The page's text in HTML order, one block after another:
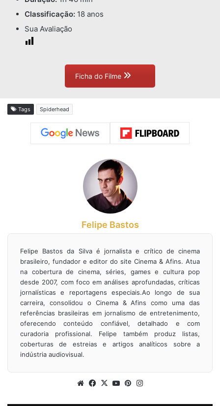
Classificação: 18 anos
Sua Avaliação
Ficha do Filme
Tags Spiderhead
Felipe Bastos
Felipe Bastos da Silva é jornalista e crítico de cinema
brasileiro, fundador e editor do site Cinema & Afins. Atua
na cobertura de cinema, séries, games e cultura pop
desde 2007, com foco em análises aprofundadas, críticas
jornalísticas e reportagens especiais.Ao longo de sua
carreira, consolidou o Cinema & Afins como uma das
referências brasileiras em jornalismo de entretenimento,
oferecendo conteúdo confiável, detalhado e com
curadoria profissional. Felipe também produz listas,
coberturas de estreias e artigos analíticos sobre a
indústria audiovisual.
WebsiteFacebook
X YouTubePinterest